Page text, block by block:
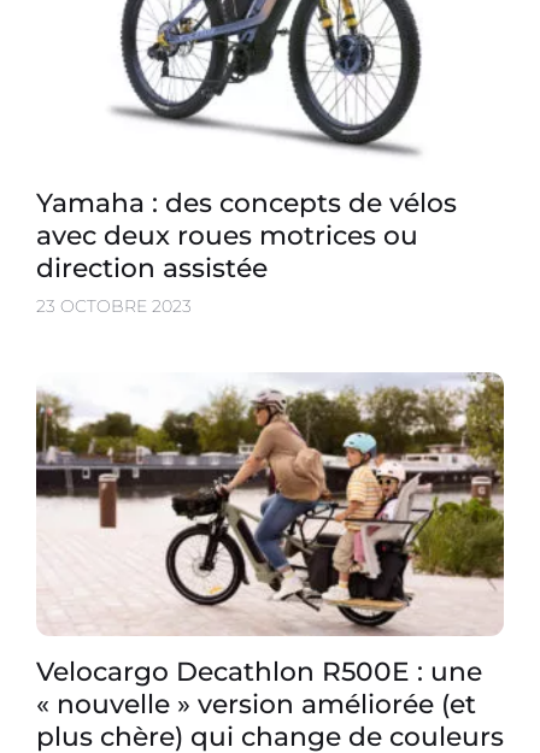
Yamaha : des concepts de vélos
avec deux roues motrices ou
direction assistée
23 OCTOBRE 2023
Velocargo Decathlon R500E : une
« nouvelle » version améliorée (et
plus chère) qui change de couleurs